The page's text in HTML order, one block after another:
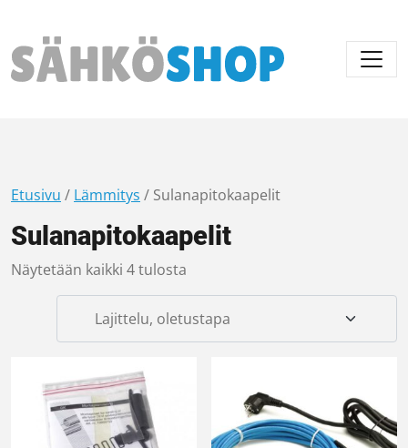
Päävalikko
Etusivu / Lämmitys / Sulanapitokaapelit
Sulanapitokaapelit
Näytetään kaikki 4 tulosta